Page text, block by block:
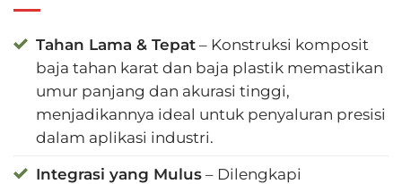
Tahan Lama & Tepat – Konstruksi komposit
baja tahan karat dan baja plastik memastikan
umur panjang dan akurasi tinggi,
menjadikannya ideal untuk penyaluran presisi
dalam aplikasi industri.
Integrasi yang Mulus – Dilengkapi